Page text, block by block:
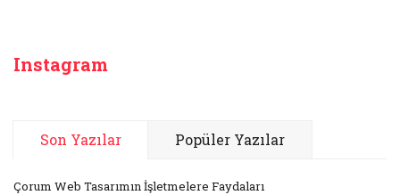
Instagram
Son Yazılar Popüler Yazılar
Çorum Web Tasarımın İşletmelere Faydaları